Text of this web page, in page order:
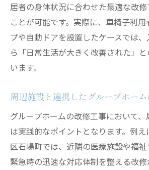
居者の身体状況に合わせた最適な改
ことが可能です。実際に、車椅子利
プや自動ドアを設置したケースでは
ら「日常生活が大きく改善された」
います。
周辺施設と連携したグループホー
グループホームの改修工事において
は実践的なポイントとなります。例
区石場町では、近隣の医療施設や福祉
緊急時の迅速な対応体制を整える改